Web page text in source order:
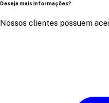
Deseja mais informações?
Nossos clientes possuem